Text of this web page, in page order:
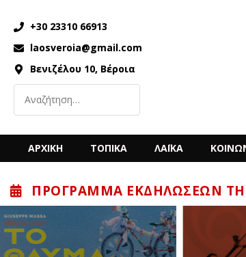
+30 23310 66913
laosveroia@gmail.com
Βενιζέλου 10, Βέροια
ΑΡΧΙΚΗ ΤΟΠΙΚΑ ΛΑΪΚΑ
ΠΡΌΓΡΑΜΜΑ ΕΚΔΗΛΏΣΕΩΝ